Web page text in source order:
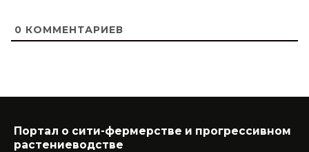
0 КОММЕНТАРИЕВ
Портал о сити-фермерстве и прогрессивном
растениеводстве